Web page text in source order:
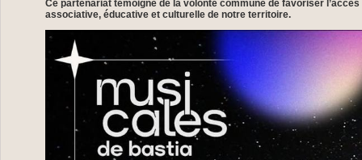
Ce partenariat témoigne de la volonté commune de favoriser
associative, éducative et culturelle de notre territoire.